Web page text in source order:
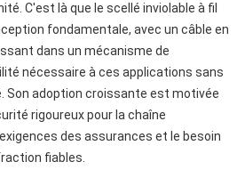
C'est là que le scellé inviolable à fil
fondamentale, avec un câble en
dans un mécanisme de
nécessaire à ces applications sans
Son adoption croissante est motivée
rigoureux pour la chaîne
des assurances et le besoin
fiables.